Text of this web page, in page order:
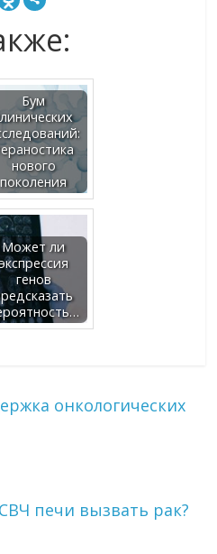
Бум
нового
поколения
Может ли
генов
онкологических
печи вызвать рак?